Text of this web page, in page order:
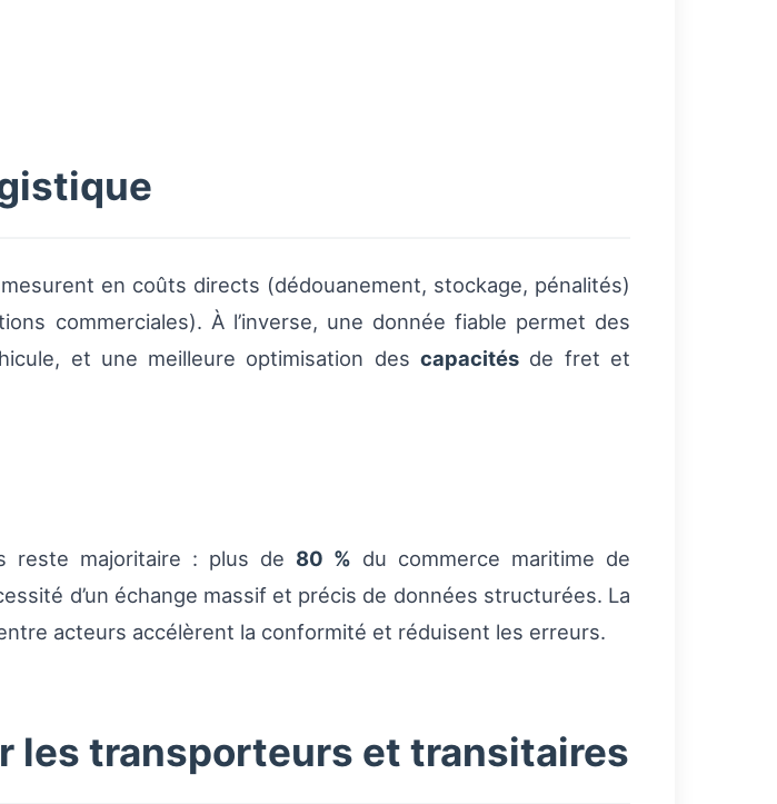
en coûts directs (dédouanement, stockage, pénalités)
commerciales). À l’inverse, une donnée fiable permet des
et une meilleure optimisation descapacités de fret et
reste majoritaire : plus de 80 % du commerce maritime de
d’un échange massif et précis de données structurées. La
acteurs accélèrent la conformité et réduisent les erreurs.
les transporteurs et transitaires